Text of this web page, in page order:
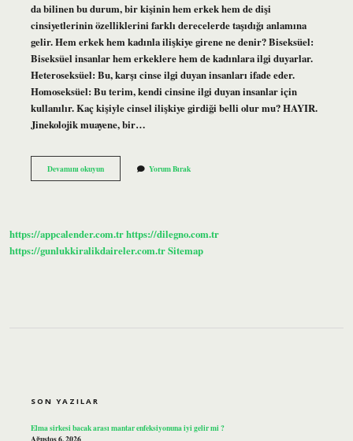
da bilinen bu durum, bir kişinin hem erkek hem de dişi
cinsiyetlerinin özelliklerini farklı derecelerde taşıdığı anlamına
gelir. Hem erkek hem kadınla ilişkiye girene ne denir? Biseksüel:
Biseksüel insanlar hem erkeklere hem de kadınlara ilgi duyarlar.
Heteroseksüel: Bu, karşı cinse ilgi duyan insanları ifade eder.
Homoseksüel: Bu terim, kendi cinsine ilgi duyan insanlar için
kullanılır. Kaç kişiyle cinsel ilişkiye girdiği belli olur mu? HAYIR.
Jinekolojik muayene, bir…
Devamını okuyunCinsel
Ilişkiye
Yorum Bırak
https://appcalender.com.trhttps://dilegno.com.tr
https://gunlukkiralikdaireler.com.trSitemap
SON YAZILAR
Elma sirkesi bacak arası mantar enfeksiyonuna iyi gelir mi ?